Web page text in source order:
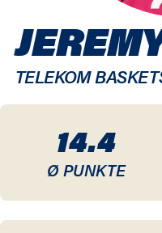
14.4
Ø PUNKTE
TELEKOM